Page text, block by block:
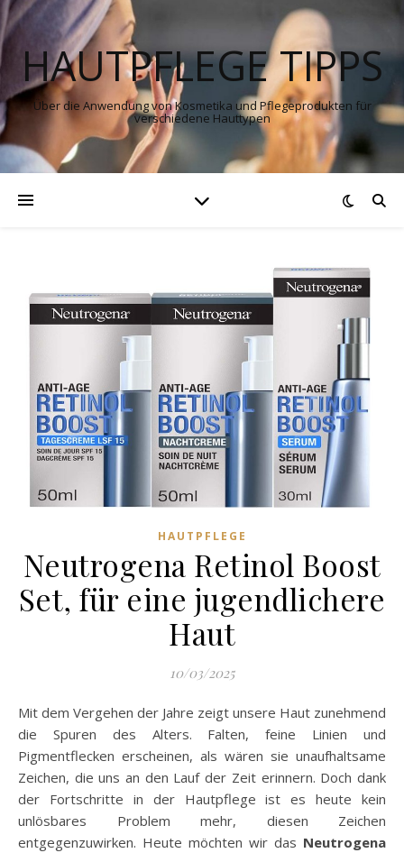
HAUTPFLEGE TIPPS
Über die Anwendung von Kosmetika und Pflegeprodukten für
verschiedene Hauttypen
HAUTPFLEGE
Neutrogena Retinol Boost
Set, für eine jugendlichere
Haut
10/03/2025
Mit dem Vergehen der Jahre zeigt unsere Haut zunehmend
die Spuren des Alters. Falten, feine Linien und
Pigmentflecken erscheinen, als wären sie unaufhaltsame
Zeichen, die uns an den Lauf der Zeit erinnern. Doch dank
der Fortschritte in der Hautpflege ist es heute kein
unlösbares Problem mehr, diesen Zeichen
entgegenzuwirken. Heute möchten wir das Neutrogena